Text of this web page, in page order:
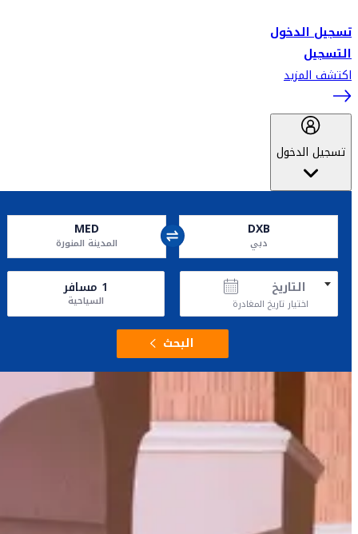
تسجيل الدخول
التسجيل
اكتشف المزيد
تسجيل الدخول
DXB
دبي
MED
المدينة المنورة
التاريخ
اختيار تاريخ المغادرة
1 مسافر
السياحية
البحث